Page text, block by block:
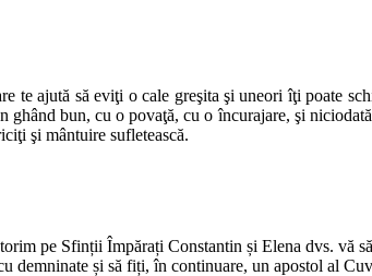
te ajută să eviţi o cale greşita şi uneori îţi poate
ghând bun, cu o povaţă, cu o încurajare, şi
şi mântuire sufletească.
pe Sfinții Împărați Constantin și Elena dvs. vă
demninate și să fiți, în continuare, un apostol